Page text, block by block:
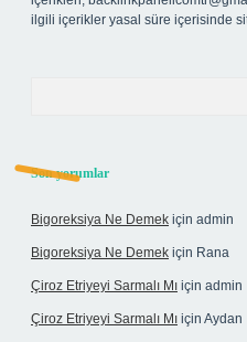
ilgili içerikler yasal süre içerisinde
Son yorumlar
Bigoreksiya Ne Demek için admin
Bigoreksiya Ne Demek için Rana
Çiroz Etriyeyi Sarmalı Mı için admin
Çiroz Etriyeyi Sarmalı Mı için Aydan